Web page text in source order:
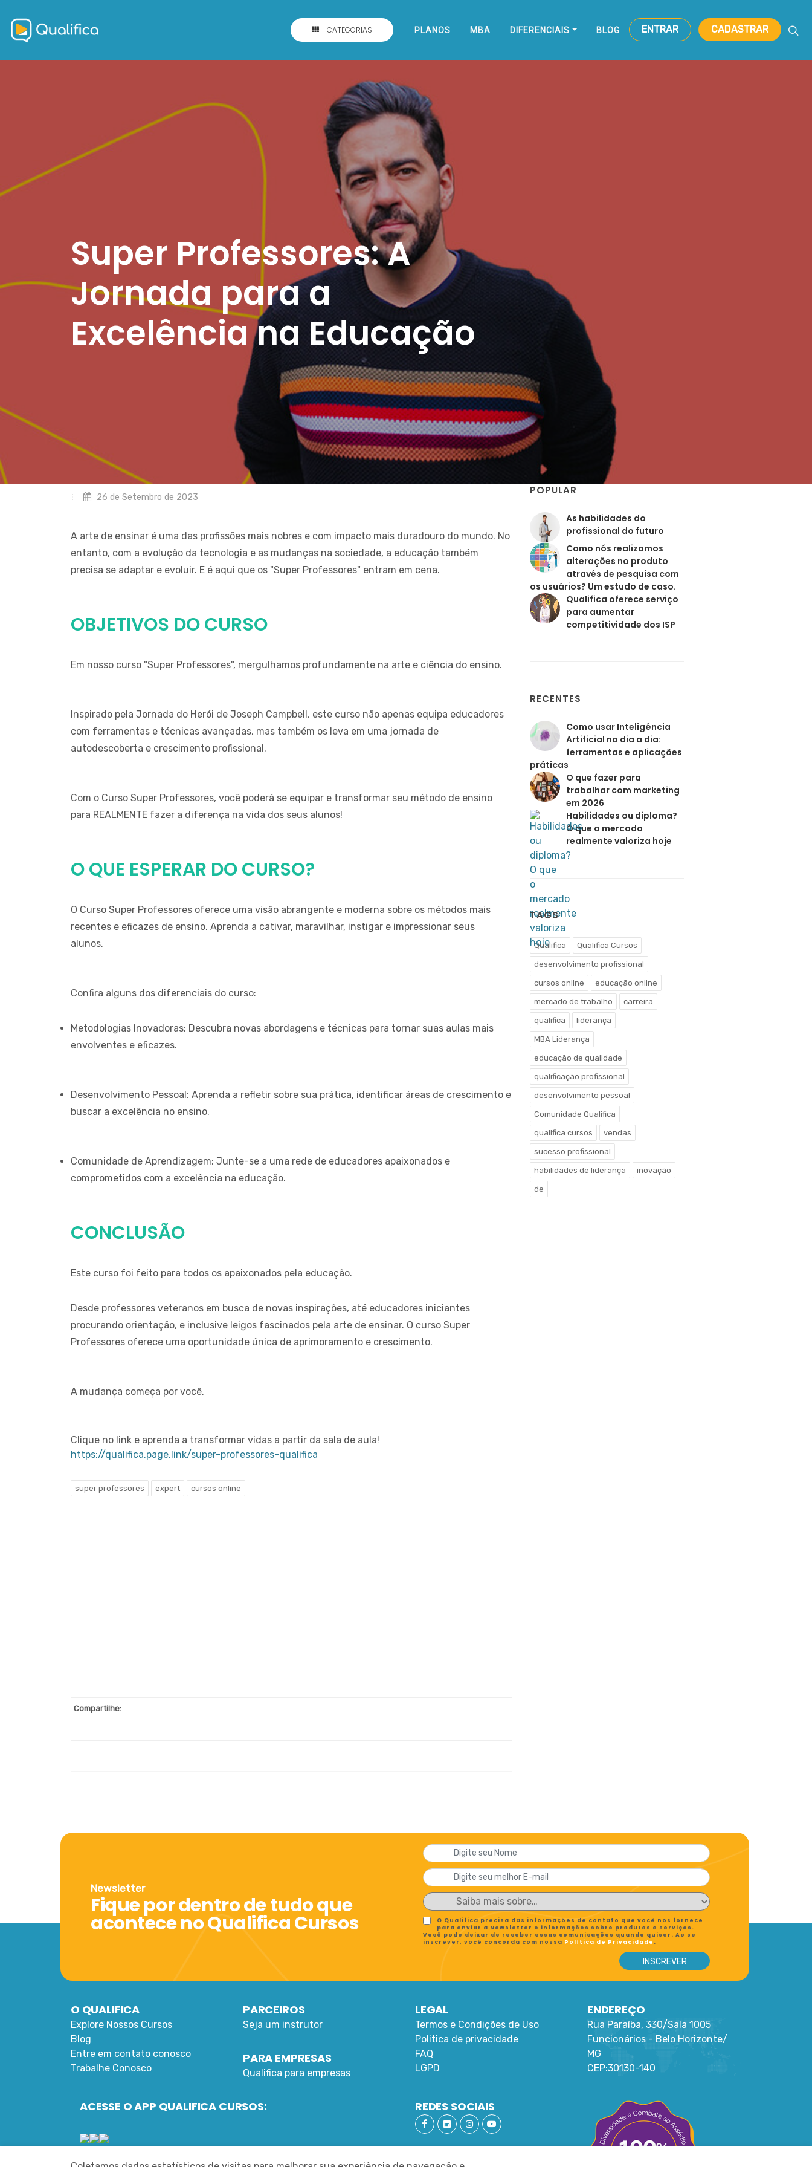
CATEGORIAS PLANOS MBA DIFERENCIAIS BLOG ENTRAR CADASTRAR
Super Professores: A
Jornada para a
Excelência na Educação
26 de Setembro de 2023
A arte de ensinar é uma das profissões mais nobres e com impacto mais duradouro do mundo. No
entanto, com a evolução da tecnologia e as mudanças na sociedade, a educação também
precisa se adaptar e evoluir. E é aqui que os "Super Professores" entram em cena.
OBJETIVOS DO CURSO
Em nosso curso "Super Professores", mergulhamos profundamente na arte e ciência do ensino.
Inspirado pela Jornada do Herói de Joseph Campbell, este curso não apenas equipa educadores
com ferramentas e técnicas avançadas, mas também os leva em uma jornada de
autodescoberta e crescimento profissional.
Com o Curso Super Professores, você poderá se equipar e transformar seu método de ensino
para REALMENTE fazer a diferença na vida dos seus alunos!
O QUE ESPERAR DO CURSO?
O Curso Super Professores oferece uma visão abrangente e moderna sobre os métodos mais
recentes e eficazes de ensino. Aprenda a cativar, maravilhar, instigar e impressionar seus
alunos.
Confira alguns dos diferenciais do curso:
Metodologias Inovadoras: Descubra novas abordagens e técnicas para tornar suas aulas mais
envolventes e eficazes.
Desenvolvimento Pessoal: Aprenda a refletir sobre sua prática, identificar áreas de crescimento e
buscar a excelência no ensino.
Comunidade de Aprendizagem: Junte-se a uma rede de educadores apaixonados e
comprometidos com a excelência na educação.
CONCLUSÃO
Este curso foi feito para todos os apaixonados pela educação.
Desde professores veteranos em busca de novas inspirações, até educadores iniciantes
procurando orientação, e inclusive leigos fascinados pela arte de ensinar. O curso Super
Professores oferece uma oportunidade única de aprimoramento e crescimento.
A mudança começa por você.
Clique no link e aprenda a transformar vidas a partir da sala de aula!
https://qualifica.page.link/super-professores-qualifica
super professores expert cursos online
Compartilhe:
POPULAR
As habilidades do
profissional do futuro
Como nós realizamos
alterações no produto
através de pesquisa com
os usuários? Um estudo de caso.
Qualifica oferece serviço
para aumentar
competitividade dos ISP
RECENTES
Como usar Inteligência
Artificial no dia a dia:
ferramentas e aplicações
práticas
O que fazer para
trabalhar com marketing
em 2026
Habilidades ou diploma?
O que o mercado
realmente valoriza hoje
TAGS
Qualifica Qualifica Cursos
desenvolvimento profissional
cursos online educação online
mercado de trabalho carreira
qualifica liderança
MBA Liderança
educação de qualidade
qualificação profissional
desenvolvimento pessoal
Comunidade Qualifica
qualifica cursos vendas
sucesso profissional
habilidades de liderança inovação
de
Newsletter
Fique por dentro de tudo que
acontece no Qualifica Cursos
O Qualifica precisa das informações de contato que você nos fornece
para enviar a Newsletter e informações sobre produtos e serviços.
Você pode deixar de receber essas comunicações quando quiser. Ao se
inscrever, você concorda com nossa Política de Privacidade .
O QUALIFICA
Explore Nossos Cursos
Blog
Entre em contato conosco
Trabalhe Conosco
PARCEIROS
Seja um instrutor
PARA EMPRESAS
Qualifica para empresas
LEGAL
Termos e Condições de Uso
Politica de privacidade
FAQ
LGPD
ENDEREÇO
Rua Paraíba, 330/Sala 1005
Funcionários - Belo Horizonte/
MG
CEP:30130-140
ACESSE O APP QUALIFICA CURSOS: REDES SOCIAIS